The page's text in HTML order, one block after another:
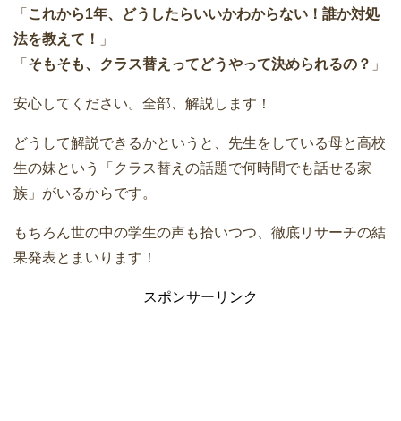
「 これから1年、どうしたらいいかわからない！誰か対処
法を教えて！
」
「 そもそも、クラス替えってどうやって決められるの？ 」
安心してください。全部、解説します！
どうして解説できるかというと、先生をしている母と高校
生の妹という「クラス替えの話題で何時間でも話せる家
族」がいるからです。
もちろん世の中の学生の声も拾いつつ、徹底リサーチの結
果発表とまいります！
スポンサーリンク